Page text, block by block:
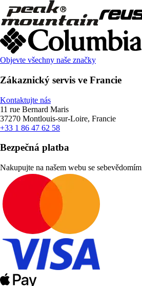
Objevte všechny naše značky
Zákaznický servis ve Francie
Kontaktujte nás
11 rue Bernard Maris
37270 Montlouis-sur-Loire, Francie
+33 1 86 47 62 58
Bezpečná platba
Nakupujte na našem webu se sebevědomím